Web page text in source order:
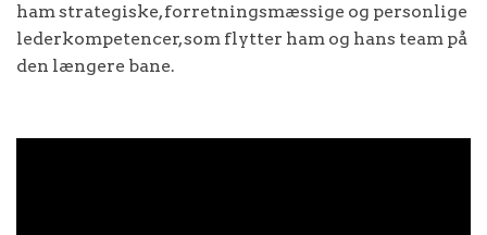
ham strategiske, forretningsmæssige og personlige
lederkompetencer, som flytter ham og hans team på
den længere bane.